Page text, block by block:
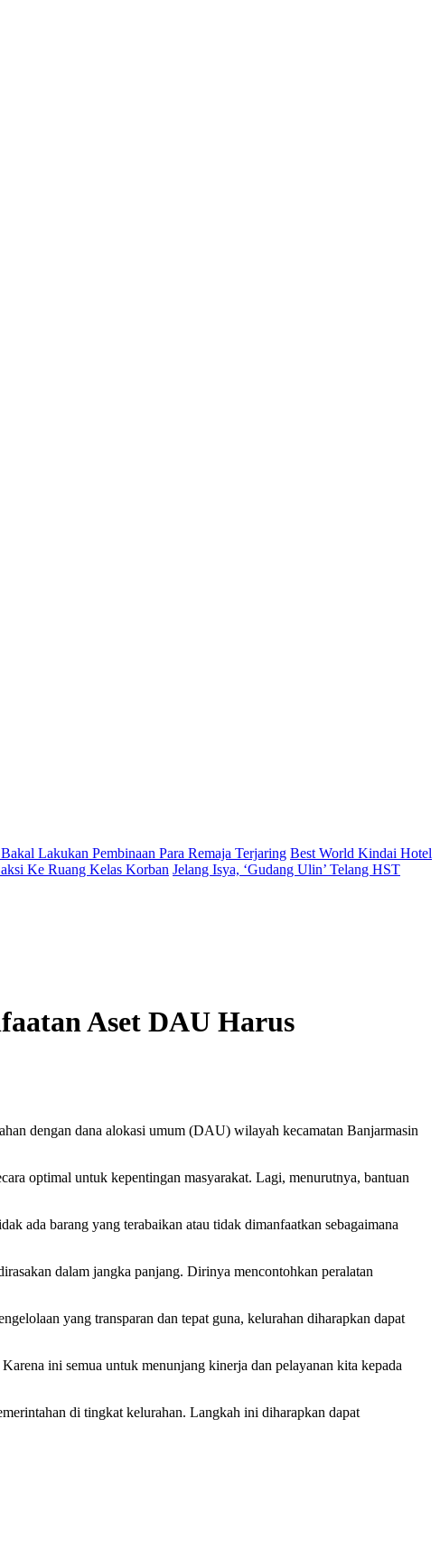
Lakukan Pembinaan Para Remaja Terjaring Best World Kindai Hotel
Ke Ruang Kelas Korban Jelang Isya, ‘Gudang Ulin’ Telang HST
Aset DAU Harus
dengan dana alokasi umum (DAU) wilayah kecamatan Banjarmasin
optimal untuk kepentingan masyarakat. Lagi, menurutnya, bantuan
ada barang yang terabaikan atau tidak dimanfaatkan sebagaimana
dalam jangka panjang. Dirinya mencontohkan peralatan
yang transparan dan tepat guna, kelurahan diharapkan dapat
ini semua untuk menunjang kinerja dan pelayanan kita kepada
di tingkat kelurahan. Langkah ini diharapkan dapat